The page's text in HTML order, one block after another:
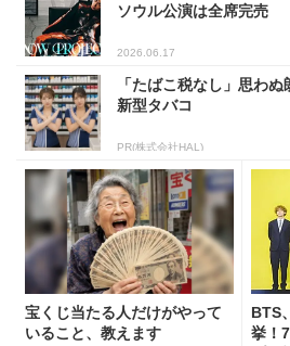
ソウル公演は全席完売
2026.06.17
「たばこ税なし」思わ
新型タバコ
PR(株式会社HAL)
宝くじ当たる人だけがやって
いること、教えます
BTS
挙！